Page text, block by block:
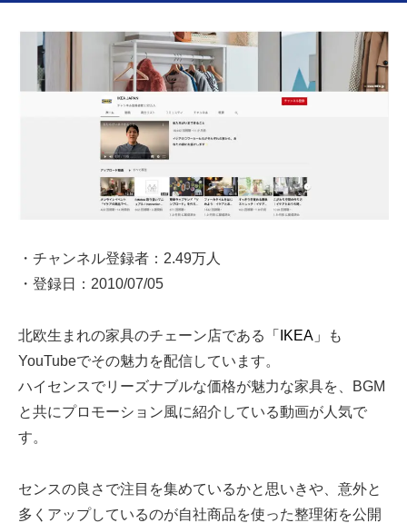
・チャンネル登録者：2.49万人
・登録日：2010/07/05
北欧生まれの家具のチェーン店である 「IKEA」
も
YouTubeでその魅力を配信しています。
ハイセンスでリーズナブルな価格が魅力な家具を、BGM
と共にプロモーション風に紹介している動画が人気で
す。
センスの良さで注目を集めているかと思いきや、意外と
多くアップしているのが自社商品を使った整理術を公開